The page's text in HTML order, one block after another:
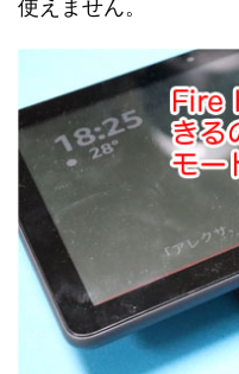
使えません。